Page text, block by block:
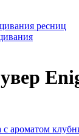
ресниц